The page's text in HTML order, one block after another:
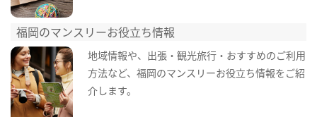
福岡のマンスリーお役立ち情報
地域情報や、出張・観光旅行・おすすめのご利用
方法など、福岡のマンスリーお役立ち情報をご紹
介します。